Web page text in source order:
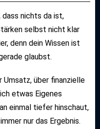
nichts da ist,
selbst nicht klar
denn dein Wissen ist
glaubst.
Umsatz, über finanzielle
etwas Eigenes
einmal tiefer hinschaut,
nur das Ergebnis.